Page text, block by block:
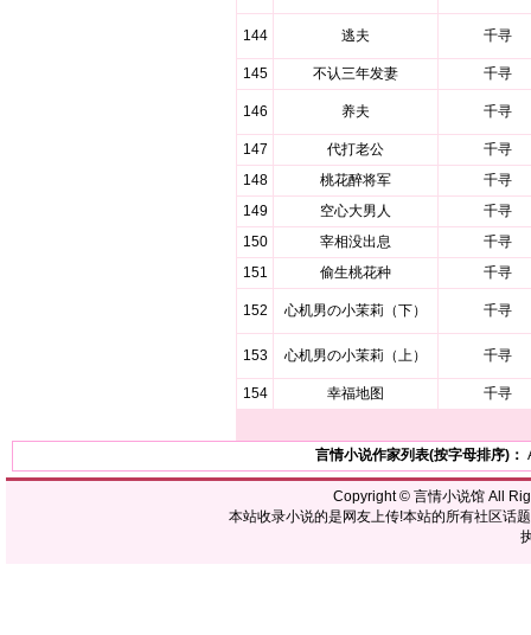
144 逃夫 千寻
145 不认三年发妻 千寻
146 养夫 千寻
147 代打老公
千寻
148
桃花醉将军
千寻
149
空心大男人
千寻
150
宰相没出息
千寻
151
偷生桃花种 千寻
152 心机男の小茉莉（下） 千寻
153 心机男の小茉莉（上） 千寻
154 幸福地图 千寻
言情小说作家列表(按字母排序)：
Copyright © 言情小说馆All
本站收录小说的是网友上传!本站的所有社区话